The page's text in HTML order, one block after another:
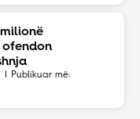
ofendon
| Publikuar më: